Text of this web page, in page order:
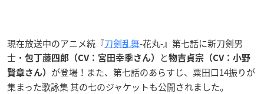
現在放送中のアニメ続『刀剣乱舞-花丸-』第七話に新刀剣男
士・ 包丁藤四郎（CV：宮田幸季さん） と物吉貞宗（CV：小野
賢章さん） が登場！また、第七話のあらすじ、粟田口14振りが
集まった歌詠集 其の七のジャケットも公開されました。